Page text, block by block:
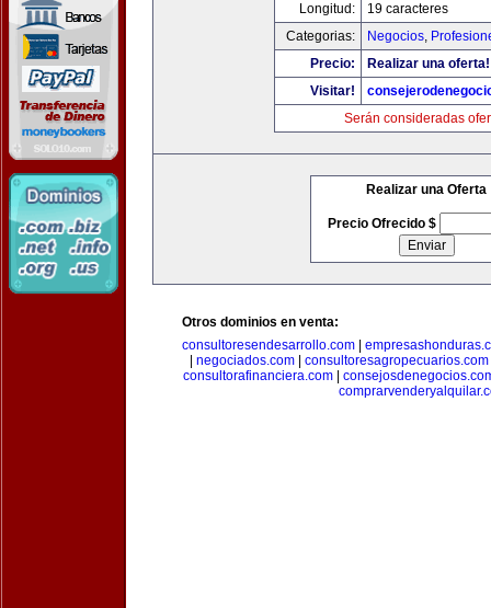
Longitud:
19 caracteres
Categorias:
Negocios,
Precio:
Realizar una oferta!
Visitar!
Serán consideradas
Realizar una Oferta
Precio Ofrecido $
Otros dominios en venta:
consultoresendesarrollo.com
negociados.com consultoresagropecuarios.com
consultorafinanciera.com|